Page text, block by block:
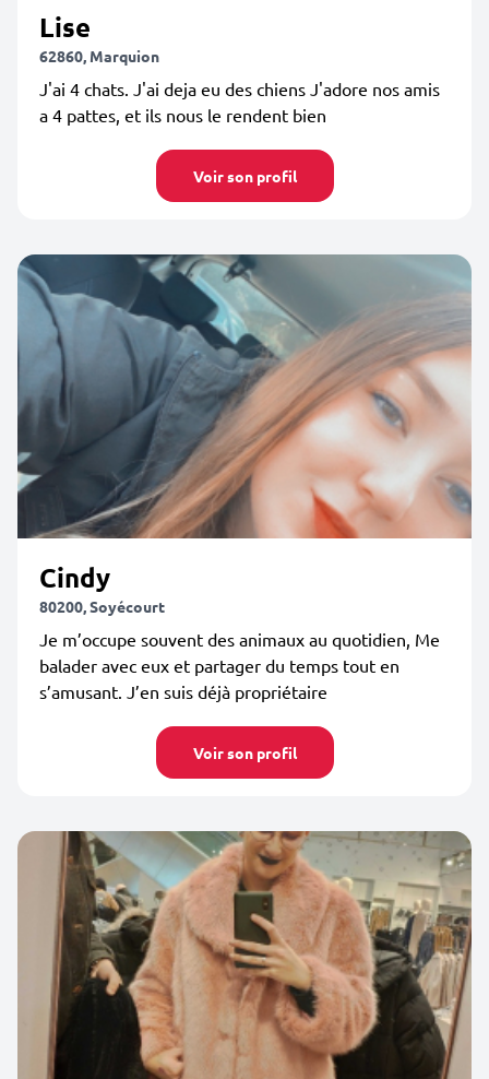
Lise
62860, Marquion
J'ai 4 chats. J'ai deja eu des chiens J'adore nos amis
a 4 pattes, et ils nous le rendent bien
Voir son profil
Cindy
80200, Soyécourt
Je m’occupe souvent des animaux au quotidien, Me
balader avec eux et partager du temps tout en
s’amusant. J’en suis déjà propriétaire
Voir son profil